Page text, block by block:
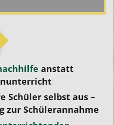
anstatt
Schüler selbst aus –
zur Schülerannahme